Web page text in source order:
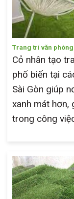
Trang trí văn
Cỏ nhân tạo
phổ biến tại
Sài Gòn giúp
xanh mát hơn,
trong công